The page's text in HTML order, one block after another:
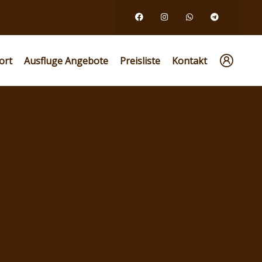
Ausfluge Angebote Preisliste Kontakt